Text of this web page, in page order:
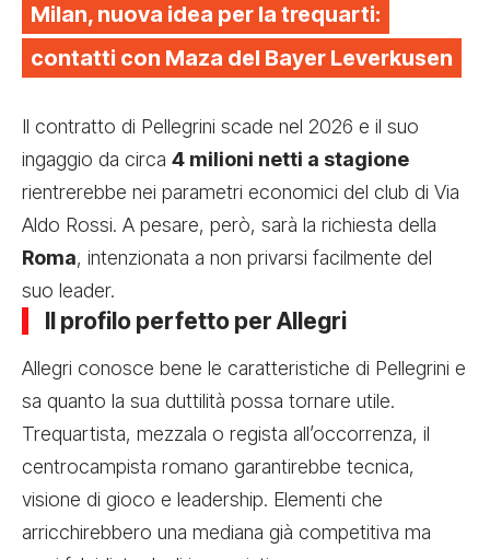
Milan, nuova idea per la trequarti:
contatti con Maza del Bayer Leverkusen
Il contratto di Pellegrini scade nel 2026 e il suo
ingaggio da circa 4 milioni netti a stagione
rientrerebbe nei parametri economici del club di Via
Aldo Rossi. A pesare, però, sarà la richiesta della
Roma, intenzionata a non privarsi facilmente del
suo leader.
Il profilo perfetto per Allegri
Allegri conosce bene le caratteristiche di Pellegrini e
sa quanto la sua duttilità possa tornare utile.
Trequartista, mezzala o regista all’occorrenza, il
centrocampista romano garantirebbe tecnica,
visione di gioco e leadership. Elementi che
arricchirebbero una mediana già competitiva ma